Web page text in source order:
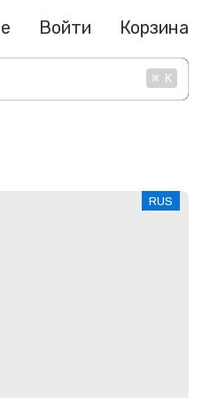
Войти Корзина
⌘ K
RUS